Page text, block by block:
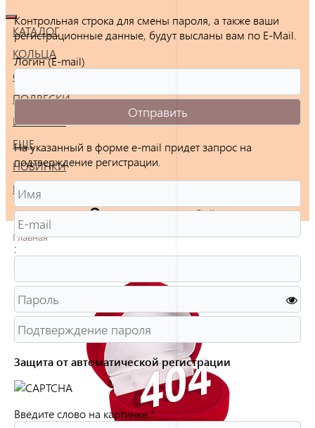
КАТАЛОГ
КОЛЬЦА
СЕРЬГИ
ПОДВЕСКИ
БРАСЛЕТЫ
ЕЩЕ
НОВИНКИ
РАСПРОДАЖА
Войти
Главная
Контрольная строка для смены пароля, а также ваши
регистрационные данные, будут высланы вам по E-Mail.
Логин (E-mail)
На указанный в форме e-mail придет запрос на
подтверждение регистрации.
:
Защита от автоматической регистрации
Введите слово на картинке:*